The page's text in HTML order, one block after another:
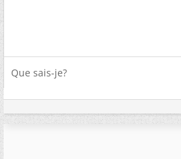
Que sais-je?